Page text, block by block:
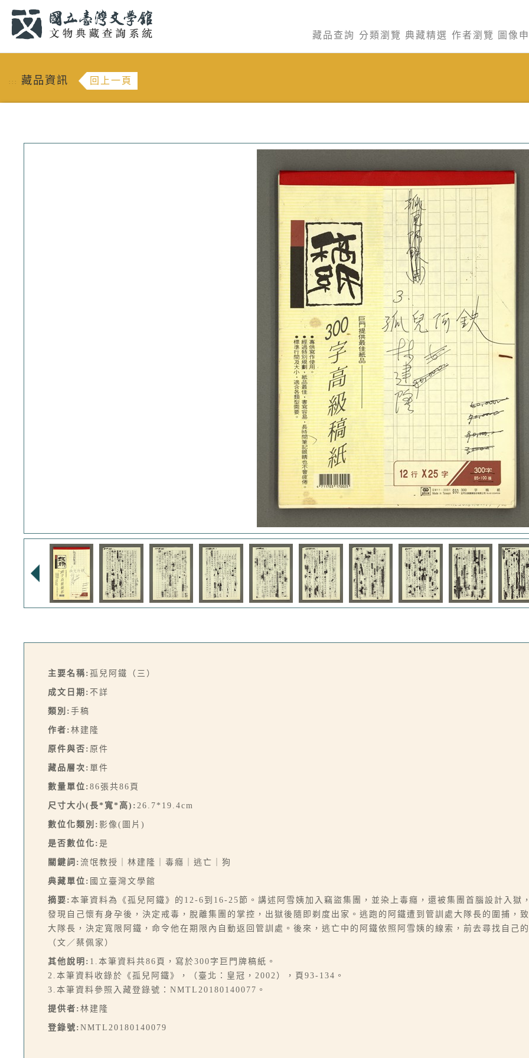
藏品查詢 分類瀏覽 典藏精選 作者瀏覽 圖像
::: 藏品資訊 回上一頁
主要名稱: 孤兒阿鐵（三）
成文日期: 不詳
類別: 手稿
作者: 林建隆
原件與否: 原件
藏品層次: 單件
數量單位: 86張共86頁
尺寸大小(長*寬*高): 26.7*19.4cm
數位化類別: 影像(圖片)
是否數位化: 是
關鍵詞: 流氓教授｜林建隆｜毒癮｜逃亡｜狗
典藏單位: 國立臺灣文學館
摘要: 本筆資料為《孤兒阿鐵》的12-6到16-25節。講述阿雪姨加入竊盜集團，並染上毒癮，還被集團首腦設計入獄
發現自己懷有身孕後，決定戒毒，脫離集團的掌控，出獄後隨即剃度出家。逃跑的阿鐵遭到管訓處大隊長的圍捕，
大隊長，決定寬限阿鐵，命令他在期限內自動返回管訓處。後來，逃亡中的阿鐵依照阿雪姨的線索，前去尋找自己
（文／蔡佩家）
其他說明: 1.本筆資料共86頁，寫於300字巨門牌稿紙。
2.本筆資料收錄於《孤兒阿鐵》，（臺北：皇冠，2002），頁93-134。
3.本筆資料參照入藏登錄號：NMTL20180140077。
提供者: 林建隆
登錄號: NMTL20180140079